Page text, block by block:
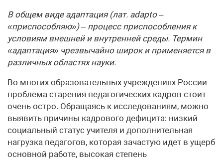
В общем виде адаптация (лат. adapto –
«приспособляю») – процесс приспособления к
условиям внешней и внутренней среды. Термин
«адаптация» чрезвычайно широк и применяется в
различных областях науки.
Во многих образовательных учреждениях России
проблема старения педагогических кадров стоит
очень остро. Обращаясь к исследованиям, можно
выявить причины кадрового дефицита: низкий
социальный статус учителя и дополнительная
нагрузка педагогов, которая зачастую идет в ущерб
основной работе, высокая степень